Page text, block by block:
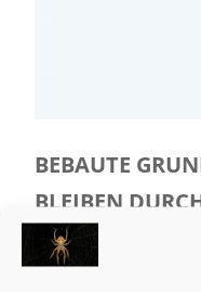
BEBAUTE
BLEIBEN
ATTRAKTIVE